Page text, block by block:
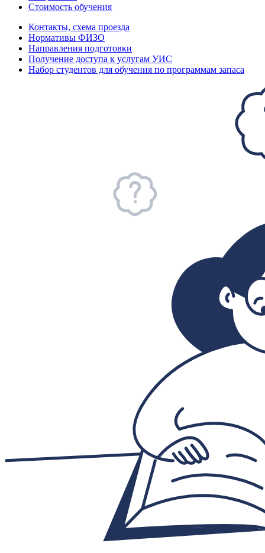
Стоимость обучения
Контакты, схема проезда
Нормативы ФИЗО
Направления подготовки
Получение доступа к услугам УИС
Набор студентов для обучения по программам запаса